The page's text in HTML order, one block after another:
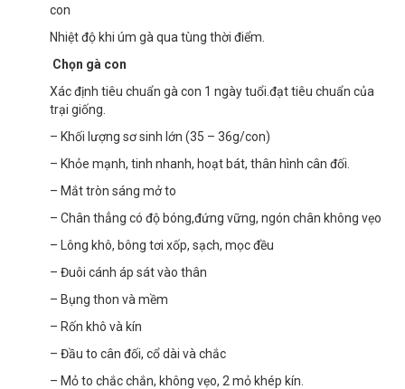
con
Nhiệt độ khi úm gà qua tùng thời điểm.
Chọn gà con
Xác định tiêu chuẩn gà con 1 ngày tuổi.đạt tiêu chuẩn của
trại giống.
– Khối lượng sơ sinh lớn (35 – 36g/con)
– Khỏe mạnh, tinh nhanh, hoạt bát, thân hình cân đối.
– Mắt tròn sáng mở to
– Chân thẳng có độ bóng,đứng vững, ngón chân không vẹo
– Lông khô, bông tơi xốp, sạch, mọc đều
– Đuôi cánh áp sát vào thân
– Bụng thon và mềm
– Rốn khô và kín
– Đầu to cân đối, cổ dài và chắc
– Mỏ to chắc chắn, không vẹo, 2 mỏ khép kín.